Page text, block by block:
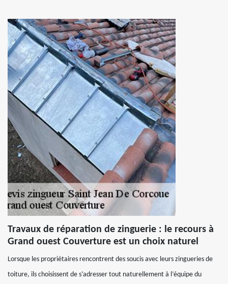
Travaux de réparation de zinguerie : le recours à
Grand ouest Couverture est un choix naturel
Lorsque les propriétaires rencontrent des soucis avec leurs zingueries de
toiture, ils choisissent de s’adresser tout naturellement à l’équipe du